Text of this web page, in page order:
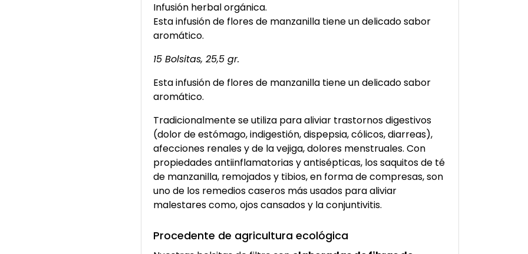
Infusión herbal orgánica.
Esta infusión de flores de manzanilla tiene un delicado sabor
aromático.
15 Bolsitas, 25,5 gr.
Esta infusión de flores de manzanilla tiene un delicado sabor
aromático.
Tradicionalmente se utiliza para aliviar trastornos digestivos
(dolor de estómago, indigestión, dispepsia, cólicos, diarreas),
afecciones renales y de la vejiga, dolores menstruales. Con
propiedades antiinflamatorias y antisépticas, los saquitos de té
de manzanilla, remojados y tibios, en forma de compresas, son
uno de los remedios caseros más usados para aliviar
malestares como, ojos cansados y la conjuntivitis.
Procedente de agricultura ecológica